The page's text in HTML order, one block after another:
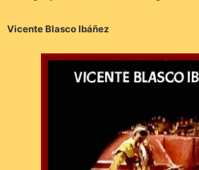
Vicente Blasco Ibáñez